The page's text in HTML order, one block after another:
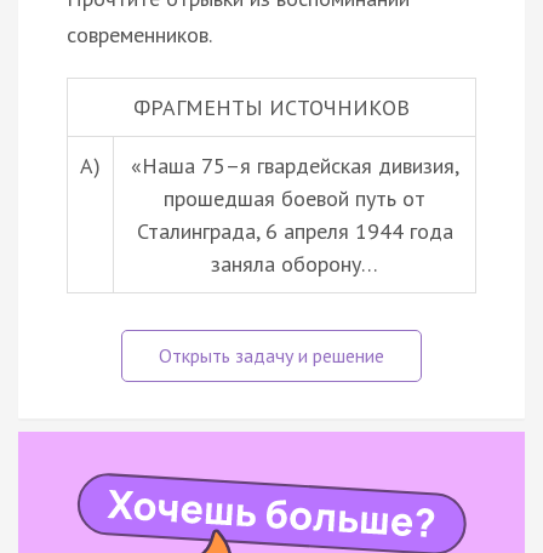
современников.
ФРАГМЕНТЫ ИСТОЧНИКОВ
А)
«Наша 75–я гвардейская дивизия,
прошедшая боевой путь от
Сталинграда, 6 апреля 1944 года
заняла оборону…